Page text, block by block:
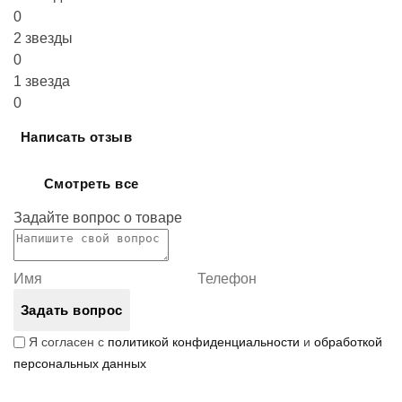
0
2 звезды
0
1 звезда
0
Написать отзыв
Смотреть все
Задайте вопрос о товаре
Задать вопрос
Я согласен с политикой конфиденциальности и обработкой
персональных данных